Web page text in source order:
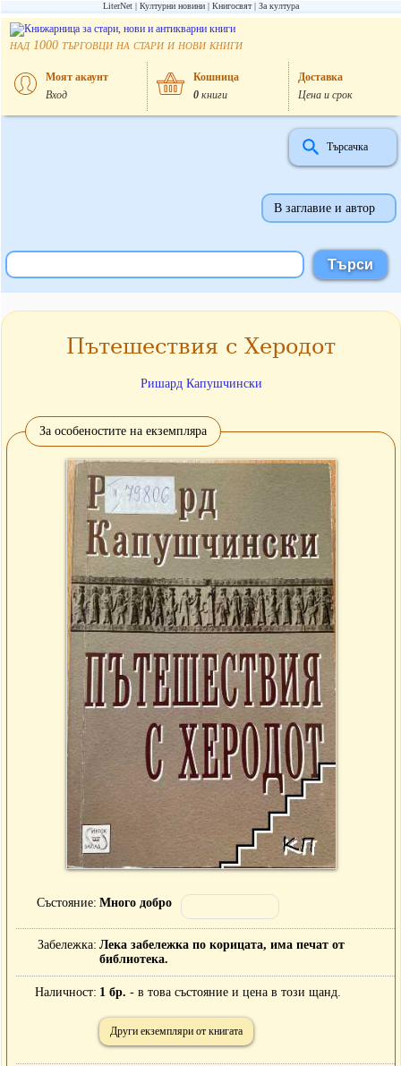
LiterNet Културни новини Книгосвят За култура
над 1000 търговци на стари и нови книги
Моят акаунт
Вход
Кошница
0книги
Доставка
Цена и срок
Търсачка
В заглавие и автор
Пътешествия с Херодот
Ришард Капушчински
За особеностите на екземпляра
Състояние Много добро
Забележка Лека забележка по корицата, има печат от
библиотека.
Наличност 1 бр. - в това състояние и цена в този щанд.
Други екземпляри от книгата